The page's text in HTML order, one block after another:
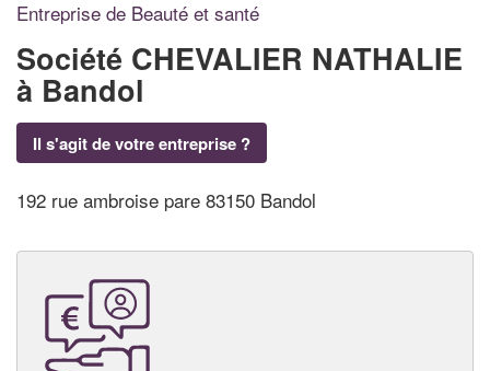
Entreprise de Beauté et santé
Société CHEVALIER NATHALIE
à Bandol
Il s'agit de votre entreprise ?
192 rue ambroise pare 83150 Bandol